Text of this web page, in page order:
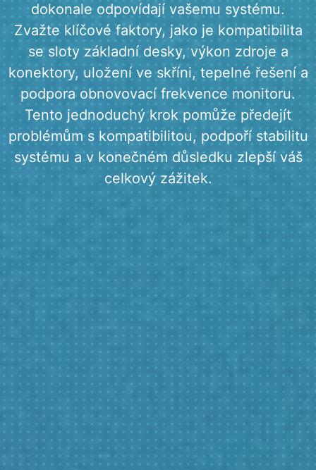
dokonale odpovídají vašemu systému.
Zvažte klíčové faktory, jako je kompatibilita
se sloty základní desky, výkon zdroje a
konektory, uložení ve skříni, tepelné řešení a
podpora obnovovací frekvence monitoru.
Tento jednoduchý krok pomůže předejít
problémům s kompatibilitou, podpoří stabilitu
systému a v konečném důsledku zlepší váš
celkový zážitek.